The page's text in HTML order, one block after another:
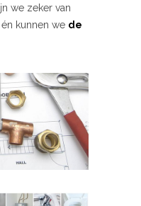
we zeker van
én kunnen we de